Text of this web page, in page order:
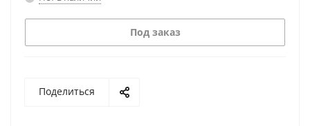
Под заказ
Поделиться